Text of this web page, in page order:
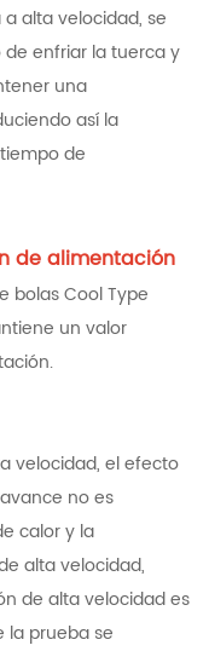
alta velocidad, se
enfriar la tuerca y
una
así la
de
de alimentación
bolas Cool Type
un valor
velocidad, el efecto
no es
calor y la
alta velocidad,
de alta velocidad es
la prueba se